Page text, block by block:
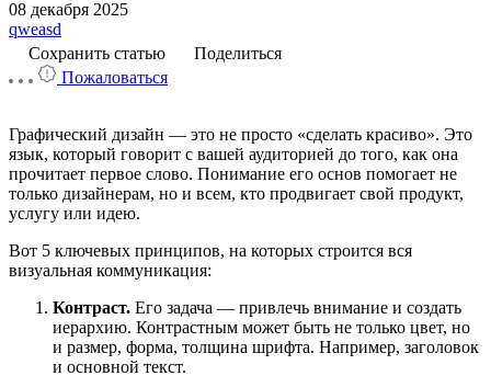
08 декабря 2025
qweasd
Сохранить статью
Поделиться
Пожаловаться
Графический дизайн — это не просто «сделать красиво». Это
язык, который говорит с вашей аудиторией до того, как она
прочитает первое слово. Понимание его основ помогает не
только дизайнерам, но и всем, кто продвигает свой продукт,
услугу или идею.
Вот 5 ключевых принципов, на которых строится вся
визуальная коммуникация:
Контраст. Его задача — привлечь внимание и создать
иерархию. Контрастным может быть не только цвет, но
и размер, форма, толщина шрифта. Например, заголовок
и основной текст.